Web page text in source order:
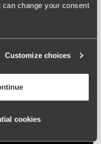
change your consent
Customize choices
cookies
11% polyester, 6%
90 à 105 B-D, 75